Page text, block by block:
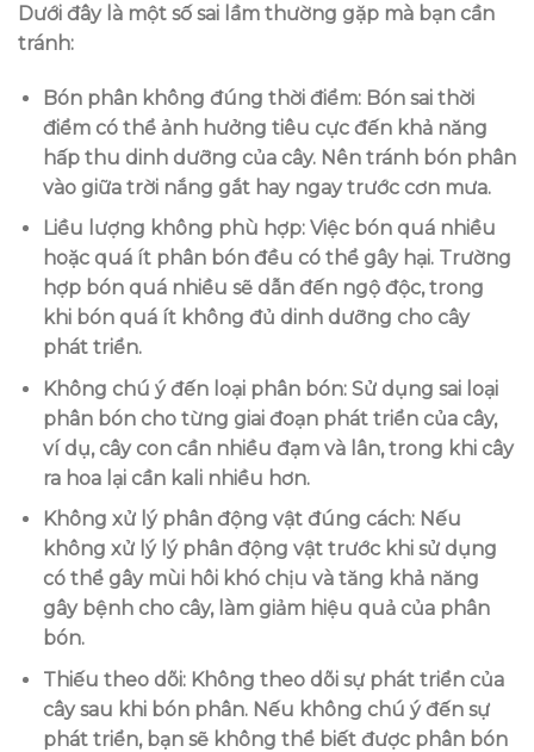
Dưới đây là một số sai lầm thường gặp mà bạn cần
tránh:
Bón phân không đúng thời điểm: Bón sai thời
điểm có thể ảnh hưởng tiêu cực đến khả năng
hấp thu dinh dưỡng của cây. Nên tránh bón phân
vào giữa trời nắng gắt hay ngay trước cơn mưa.
Liều lượng không phù hợp: Việc bón quá nhiều
hoặc quá ít phân bón đều có thể gây hại. Trường
hợp bón quá nhiều sẽ dẫn đến ngộ độc, trong
khi bón quá ít không đủ dinh dưỡng cho cây
phát triển.
Không chú ý đến loại phân bón: Sử dụng sai loại
phân bón cho từng giai đoạn phát triển của cây,
ví dụ, cây con cần nhiều đạm và lân, trong khi cây
ra hoa lại cần kali nhiều hơn.
Không xử lý phân động vật đúng cách: Nếu
không xử lý lý phân động vật trước khi sử dụng
có thể gây mùi hôi khó chịu và tăng khả năng
gây bệnh cho cây, làm giảm hiệu quả của phân
bón.
Thiếu theo dõi: Không theo dõi sự phát triển của
cây sau khi bón phân. Nếu không chú ý đến sự
phát triển, bạn sẽ không thể biết được phân bón